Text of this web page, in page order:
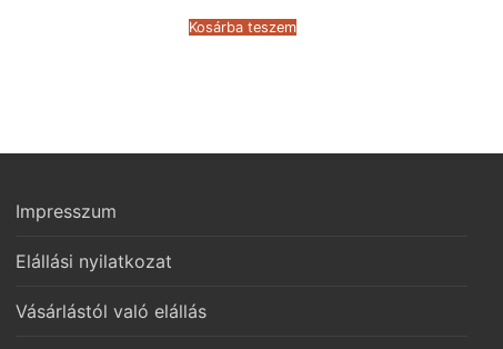
46.825 Ft.
Kosárba teszem
Impresszum
Elállási nyilatkozat
Vásárlástól való elállás